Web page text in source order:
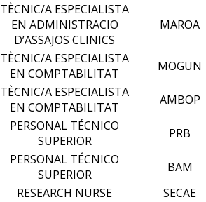
TÈCNIC/A ESPECIALISTA
EN ADMINISTRACIO
D’ASSAJOS CLINICS
MAROA
TÈCNIC/A ESPECIALISTA
EN COMPTABILITAT
MOGUN
TÈCNIC/A ESPECIALISTA
EN COMPTABILITAT
AMBOP
PERSONAL TÉCNICO
SUPERIOR
PRB
PERSONAL TÉCNICO
SUPERIOR
BAM
RESEARCH NURSE
SECAE